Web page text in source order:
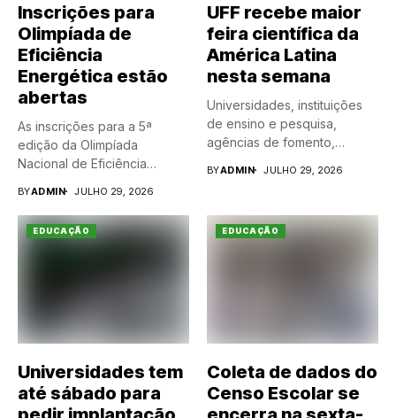
Inscrições para
Olimpíada de
Eficiência
Energética estão
abertas
As inscrições para a 5ª
edição da Olimpíada
Nacional de Eficiência
BYADMIN JULHO 29, 2026
UFF recebe maior
feira científica da
América Latina
nesta semana
Universidades, instituições
de ensino e pesquisa,
agências de fomento,
BYADMIN JULHO 29, 2026
EDUCAÇÃO
Universidades tem
até sábado para
EDUCAÇÃO
Coleta de dados do
Censo Escolar se